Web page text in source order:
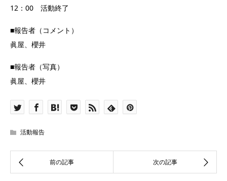
12：00 活動終了
■報告者（コメント）
眞屋、櫻井
■報告者（写真）
眞屋、櫻井
活動報告